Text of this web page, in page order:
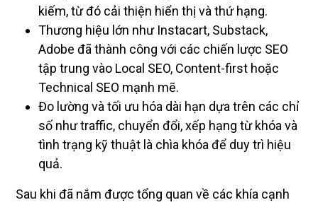
kiếm, từ đó cải thiện hiển thị và thứ hạng.
Thương hiệu lớn như Instacart, Substack,
Adobe đã thành công với các chiến lược SEO
tập trung vào Local SEO, Content-first hoặc
Technical SEO mạnh mẽ.
Đo lường và tối ưu hóa dài hạn dựa trên các chỉ
số như traffic, chuyển đổi, xếp hạng từ khóa và
tình trạng kỹ thuật là chìa khóa để duy trì hiệu
quả.
Sau khi đã nắm được tổng quan về các khía cạnh